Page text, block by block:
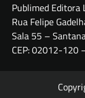
Publimed Editora
Rua Felipe
Sala 55 –
CEP: 02012-120